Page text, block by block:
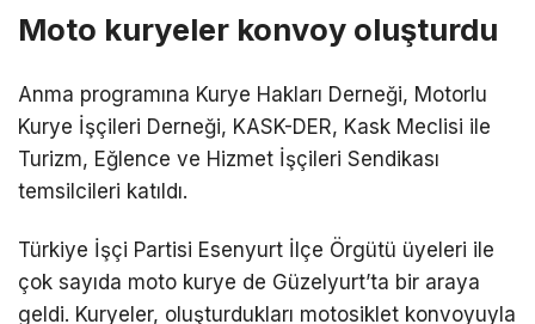
Moto kuryeler konvoy oluşturdu
Anma programına Kurye Hakları Derneği, Motorlu
Kurye İşçileri Derneği, KASK-DER, Kask Meclisi ile
Turizm, Eğlence ve Hizmet İşçileri Sendikası
temsilcileri katıldı.
Türkiye İşçi Partisi Esenyurt İlçe Örgütü üyeleri ile
çok sayıda moto kurye de Güzelyurt’ta bir araya
geldi. Kuryeler, oluşturdukları motosiklet konvoyuyla